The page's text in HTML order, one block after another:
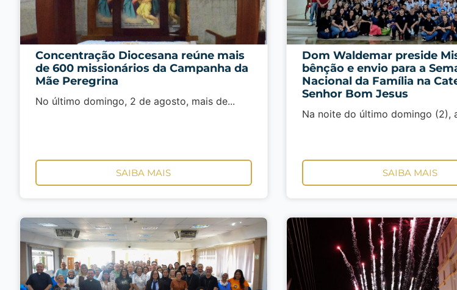
Concentração Diocesana reúne mais
de 600 missionários da Campanha da
Mãe Peregrina
No último domingo, 2 de agosto, mais de...
SAIBA MAIS
Dom Waldemar preside
bênção e envio para a
Nacional da Família na
Senhor Bom Jesus
Na noite do último domingo (2),
SAIBA MAIS